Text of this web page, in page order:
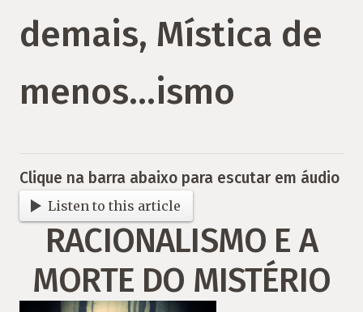
demais, Mística de
menos…ismo
Clique na barra abaixo para escutar em áudio
Listen to this article
RACIONALISMO E A
MORTE DO MISTÉRIO